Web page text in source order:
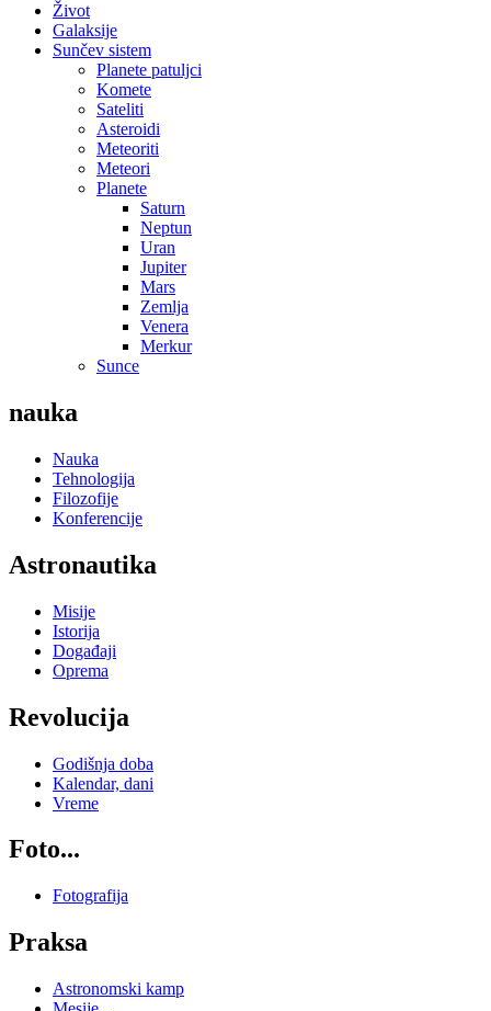
Život
Galaksije
Sunčev sistem
Planete patuljci
Komete
Sateliti
Asteroidi
Meteoriti
Meteori
Planete
Saturn
Neptun
Uran
Jupiter
Mars
Zemlja
Venera
Merkur
Sunce
nauka
Nauka
Tehnologija
Filozofije
Konferencije
Astronautika
Misije
Istorija
Događaji
Oprema
Revolucija
Godišnja doba
Kalendar, dani
Vreme
Foto...
Fotografija
Praksa
Astronomski kamp